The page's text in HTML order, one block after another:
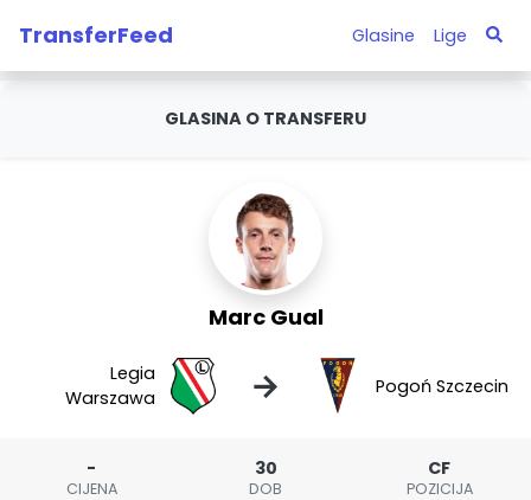
TransferFeed Glasine Lige
GLASINA O TRANSFERU
Marc Gual
Legia
Warszawa
→ Pogoń Szczecin
-
CIJENA
30
DOB
CF
POZICIJA